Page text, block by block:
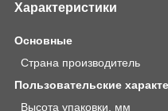
Характеристики
Основные
Страна производитель
Пользовательские
Высота упаковки, мм